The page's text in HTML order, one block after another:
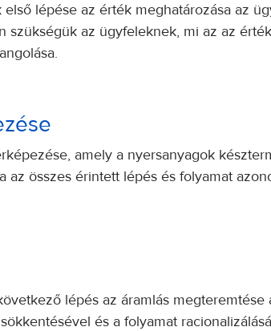
lépése az érték meghatározása az
szükségük az ügyfeleknek, mi az az
amely a nyersanyagok
az összes érintett lépés és folyamat
lépés az áramlás
és a folyamat